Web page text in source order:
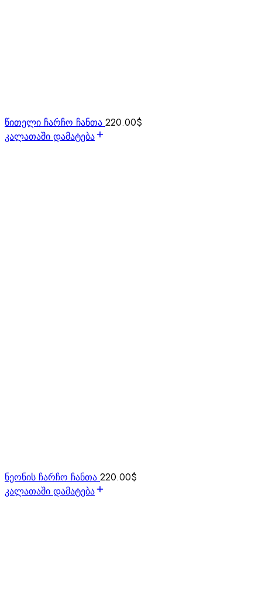
წითელი ჩარჩო ჩანთა 220.00$
კალათაში დამატება
ნეონის ჩარჩო ჩანთა 220.00$
კალათაში დამატება